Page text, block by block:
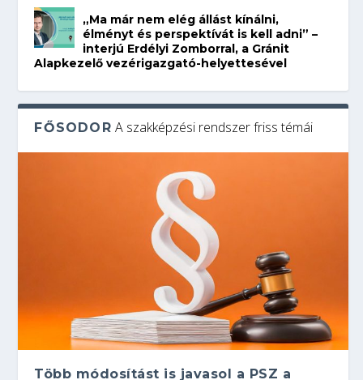
„Ma már nem elég állást kínálni,
élményt és perspektívát is kell adni” –
interjú Erdélyi Zomborral, a Gránit
Alapkezelő vezérigazgató-helyettesével
FŐSODOR A szakképzési rendszer friss témái
Több módosítást is javasol a PSZ a